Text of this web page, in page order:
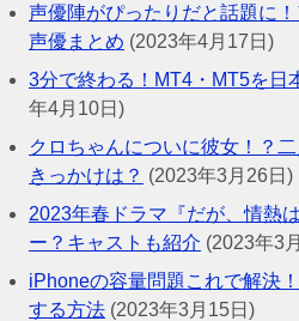
声優陣がぴったりだと話題に
声優まとめ (2023年4月17日)
3分で終わる！MT4・MT5を日
年4月10日)
クロちゃんについに彼女！？
きっかけは？ (2023年3月26日)
2023年春ドラマ『だが、情熱
ー？キャストも紹介 (2023年3
iPhoneの容量問題これで解決
する方法 (2023年3月15日)